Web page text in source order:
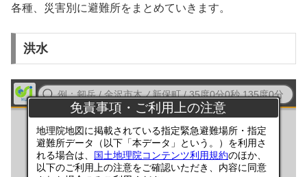
各種、災害別に避難所をまとめていきます。
洪水